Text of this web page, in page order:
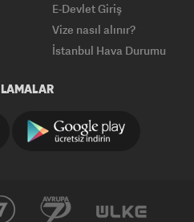
E-Devlet Giriş
Vize nasıl alınır?
İstanbul Hava Durumu